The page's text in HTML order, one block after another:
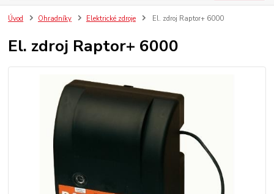
Úvod Ohradníky Elektrické zdroje El. zdroj Raptor+ 6000
El. zdroj Raptor+ 6000